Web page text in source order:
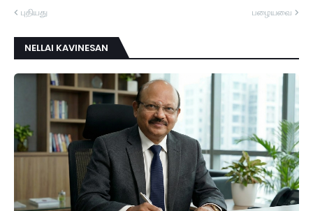
புதியது பழையவை
NELLAI KAVINESAN